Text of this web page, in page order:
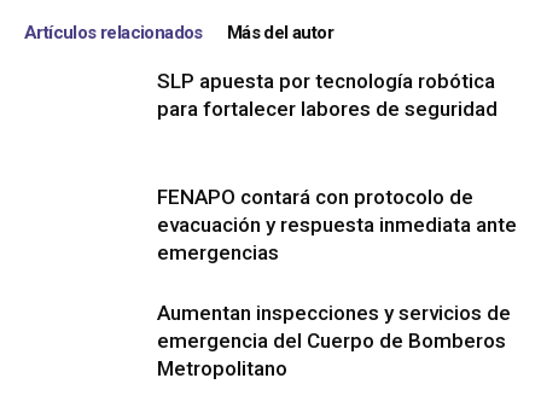
Artículos relacionados Más del autor
SLP apuesta por tecnología robótica
para fortalecer labores de seguridad
FENAPO contará con protocolo de
evacuación y respuesta inmediata ante
emergencias
Aumentan inspecciones y servicios de
emergencia del Cuerpo de Bomberos
Metropolitano